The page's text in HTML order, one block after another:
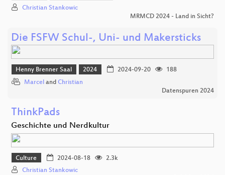
Christian Stankowic
MRMCD 2024 - Land in Sicht?
Die FSFW Schul-, Uni- und Makersticks
Henny Brenner Saal 2024 2024-09-20
188
Marcel and Christian
Datenspuren 2024
ThinkPads
Geschichte und Nerdkultur
Culture 2024-08-18
2.3k
Christian Stankowic